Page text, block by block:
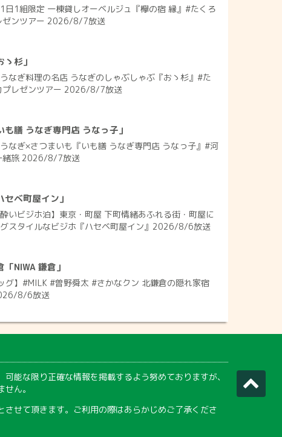
1日1組限定 一棟貸しオーベルジュ『欅の宿 縁』#たくろ
ゼンツアー 2026/8/7放送
ゝ杉」
うなぎ料理の名店 うなぎのしゃぶしゃぶ『おゝ杉』#た
プレゼンツアー 2026/8/7放送
も膳 うなぎ専門店 うなっ子」
うなぎ×さつまいも『いも膳 うなぎ専門店 うなっ子』#河
緒旅 2026/8/7放送
セベ町屋イン」
酔いビジホ泊】東京・町屋 下町情緒あふれる街・町屋に
スタイルなビジホ『ハセベ町屋イン』2026/8/6放送
「NIWA 鎌倉」
グ】#MILK #曽野舜太 #さかなクン 北鎌倉の隠れ家宿
8/6放送
能な限り正確な情報を掲載するよう努めておりますが、
ん。
せて頂きます。ご利用の際はあらかじめご了承くださ